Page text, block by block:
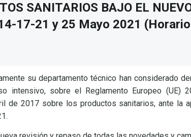
SANITARIOS BAJO EL
17-21 y 25 Mayo 2021
su departamento técnico han considerado
intensivo, sobre el Reglamento Europeo (UE)
de 2017 sobre los productos sanitarios, ante la